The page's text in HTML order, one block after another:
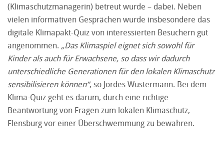
(Klimaschutzmanagerin) betreut wurde – dabei. Neben
vielen informativen Gesprächen wurde insbesondere das
digitale Klimapakt-Quiz von interessierten Besuchern gut
angenommen. „Das Klimaspiel eignet sich sowohl für
Kinder als auch für Erwachsene, so dass wir dadurch
unterschiedliche Generationen für den lokalen Klimaschutz
sensibilisieren können“, so Jördes Wüstermann. Bei dem
Klima-Quiz geht es darum, durch eine richtige
Beantwortung von Fragen zum lokalen Klimaschutz,
Flensburg vor einer Überschwemmung zu bewahren.